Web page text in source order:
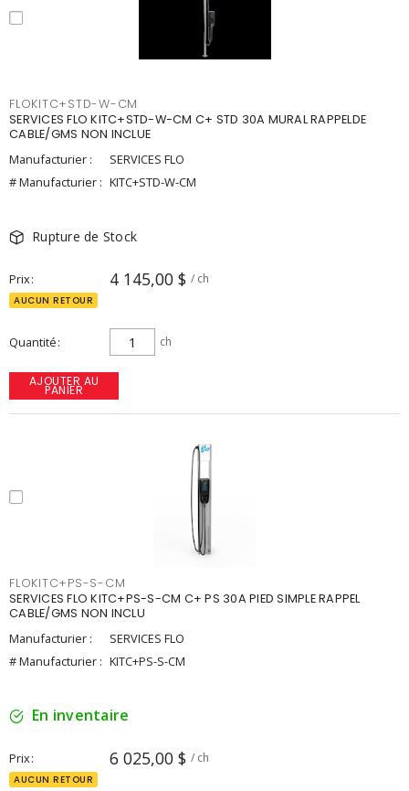
FLOKITC+STD-W-CM
SERVICES FLO KITC+STD-W-CM C+ STD 30A MURAL RAPPELDE
CABLE/GMS NON INCLUE
Manufacturier :
SERVICES FLO
# Manufacturier : KITC+STD-W-CM
Rupture de Stock
Prix 4 145,00 $ / ch
AUCUN RETOUR
Quantité ch
AJOUTER AU
PANIER
FLOKITC+PS-S-CM
SERVICES FLO KITC+PS-S-CM C+ PS 30A PIED SIMPLE RAPPEL
CABLE/GMS NON INCLU
Manufacturier :
SERVICES FLO
# Manufacturier : KITC+PS-S-CM
En inventaire
Prix 6 025,00 $ / ch
AUCUN RETOUR